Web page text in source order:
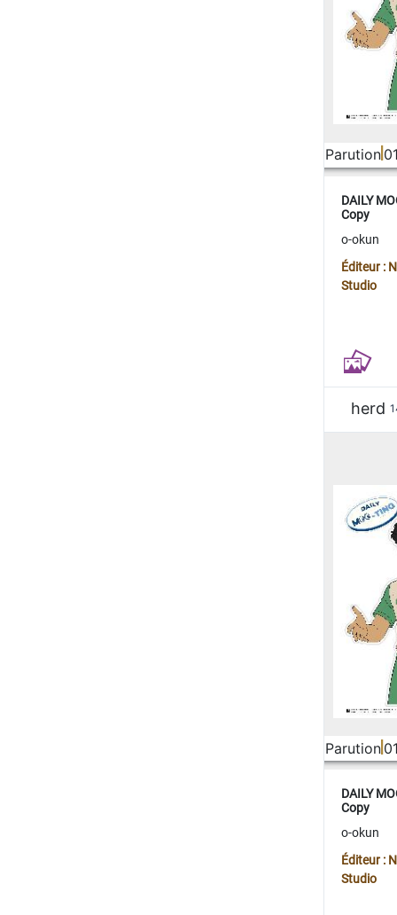
Parution
DAILY
Copy
o-okun
Éditeur :
Studio
herd
Parution
DAILY
Copy
o-okun
Éditeur :
Studio